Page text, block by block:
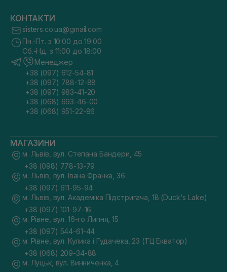
КОНТАКТИ
sisters.co.ua@gmail.com
Пн.-Пт. з 10:00 до 19:00
Сб.-Нд. з 11:00 до 18:00
Менеджер
+38 (097) 612-54-81
+38 (097) 788-12-88
+38 (097) 983-41-20
+38 (068) 693-46-00
+38 (068) 951-22-86
МАГАЗИНИ
м. Львів, вул. Степана Бандери, 45
+38 (098) 778-13-79
м. Львів, вул. Івана Франка, 36
+38 (097) 611-95-94
м. Львів, вул. Академіка Підстригача, 1В (Duck's Lake)
+38 (097) 101-97-16
м. Рівне, вул. 16-го Липня, 15
+38 (097) 544-61-44
м. Рівне, вул. Кулика і Гудачека, 23 (ТЦ Екватор)
+38 (068) 209-34-88
м. Луцьк, вул. Винниченка, 4